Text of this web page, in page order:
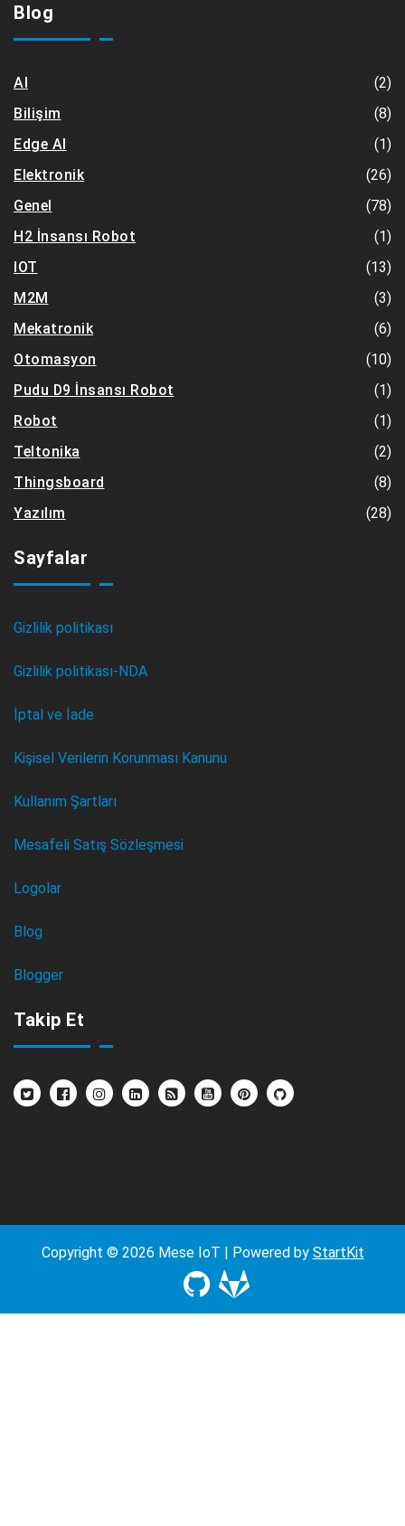
Blog
AI
(2)
Bilişim
(8)
Edge AI
(1)
Elektronik
(26)
Genel
(78)
H2 İnsansı Robot
(1)
IOT
(13)
M2M
(3)
Mekatronik
(6)
Otomasyon
(10)
Pudu D9 İnsansı Robot
(1)
Robot
(1)
Teltonika
(2)
Thingsboard
(8)
Yazılım
(28)
Sayfalar
Gizlilik politikası
Gizlilik politikası-NDA
İptal ve İade
Kişisel Verilerin Korunması Kanunu
Kullanım Şartları
Mesafeli Satış Sözleşmesi
Logolar
Blog
Blogger
Takip Et
Copyright © 2026 Mese IoT | Powered by StartKit